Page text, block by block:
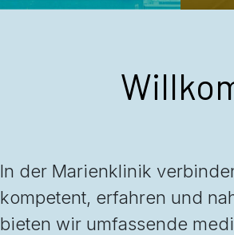
In der Marienklinik
kompetent, erfahren und
bieten wir umfassende